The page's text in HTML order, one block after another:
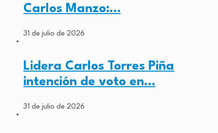
Carlos Manzo:…
31 de julio de 2026
Lidera Carlos Torres Piña
intención de voto en…
31 de julio de 2026